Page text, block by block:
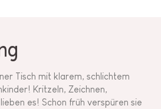
Tisch mit klarem, schlichtem
Kritzeln, Zeichnen,
es! Schon früh verspüren sie